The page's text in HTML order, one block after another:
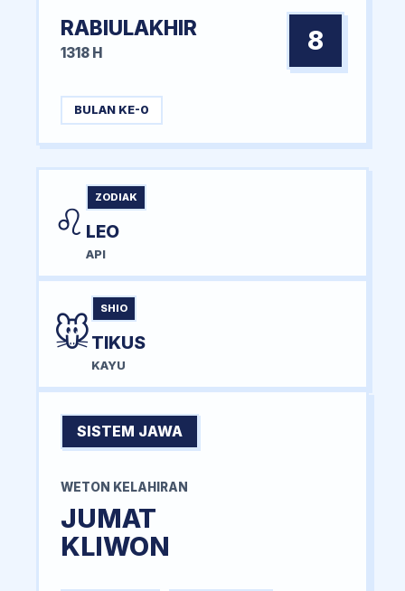
RABIULAKHIR
1318 H 8
BULAN KE-0
♌
ZODIAK
LEO
API
🐭
SHIO
TIKUS
KAYU
SISTEM JAWA
WETON KELAHIRAN
JUMAT
KLIWON